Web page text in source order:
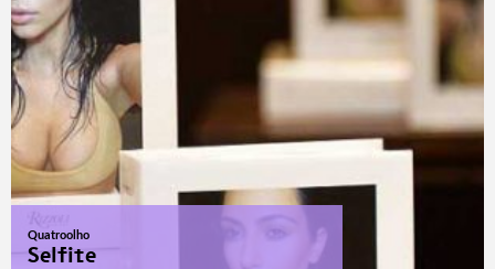
Quatroolho
Selfite